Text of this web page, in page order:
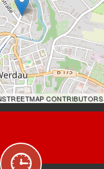
CONTRIBUTORS